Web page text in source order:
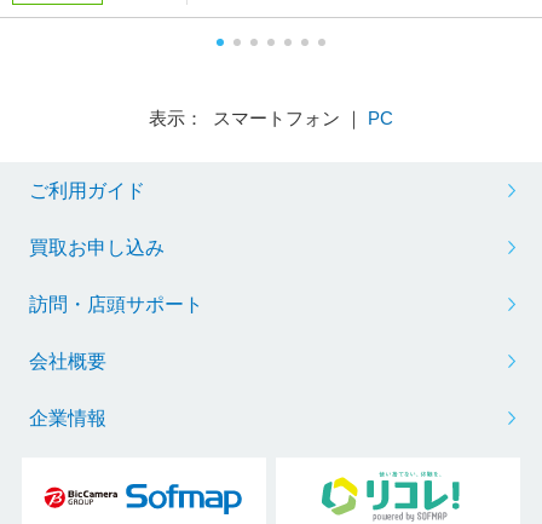
表示： スマートフォン ｜ PC
ご利用ガイド
買取お申し込み
訪問・店頭サポート
会社概要
企業情報